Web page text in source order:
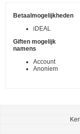
Betaalmogelijkheden
iDEAL
Giften mogelijk
namens
Account
Anoniem